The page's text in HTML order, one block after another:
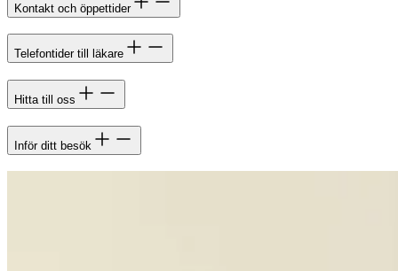
Kontakt och öppettider
Telefontider till läkare
Hitta till oss
Inför ditt besök